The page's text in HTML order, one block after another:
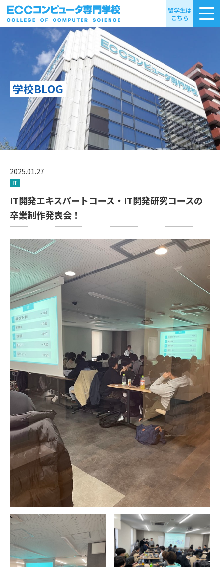
留学生は
こちら
学校BLOG
2025.01.27
IT
IT開発エキスパートコース・IT開発研究コースの
卒業制作発表会！